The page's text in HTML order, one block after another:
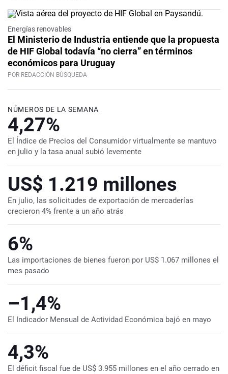
Energías renovables
El Ministerio de Industria entiende que la propuesta
de HIF Global todavía “no cierra” en términos
económicos para Uruguay
POR REDACCIÓN BÚSQUEDA
NÚMEROS DE LA SEMANA
4,27%
El Índice de Precios del Consumidor virtualmente se mantuvo
en julio y la tasa anual subió levemente
US$ 1.219 millones
En julio, las solicitudes de exportación de mercaderías
crecieron 4% frente a un año atrás
6%
Las importaciones de bienes fueron por US$ 1.067 millones el
mes pasado
–1,4%
El Indicador Mensual de Actividad Económica bajó en mayo
4,3%
El déficit fiscal fue de US$ 3.955 millones en el año cerrado en